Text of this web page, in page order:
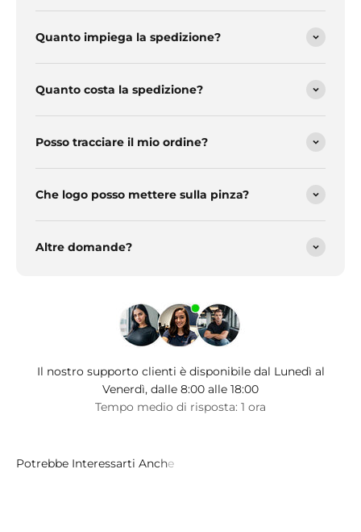
Quanto impiega la spedizione?
Quanto costa la spedizione?
Posso tracciare il mio ordine?
Che logo posso mettere sulla pinza?
Altre domande?
Il nostro supporto clienti è disponibile dal Lunedì al
Venerdì, dalle 8:00 alle 18:00
Tempo medio di risposta: 1 ora